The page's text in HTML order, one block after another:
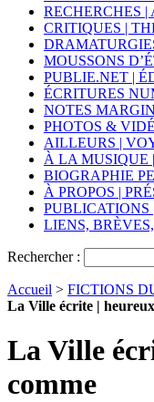
RECHERCHES
CRITIQUES |
MOUSSONS
PUBLIE.NET |
ÉCRITURES
NOTES
PHOTOS &
AILLEURS |
À LA MUSIQUE
BIOGRAPHIE
À PROPOS |
PUBLICATIONS
LIENS,
Rechercher :
Accueil > FICTIONS
La Ville écrite |
La Ville
comme